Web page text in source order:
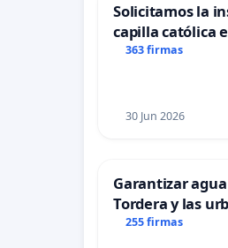
Solicitamos la
capilla católica
Alcañiz
363 firmas
30 Jun 2026
Garantizar
Tordera y las
255 firmas